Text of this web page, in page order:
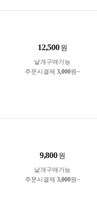
12,500 원
낱개구매가능
주문시결제 3,000원~
9,800 원
낱개구매가능
주문시결제 3,000원~